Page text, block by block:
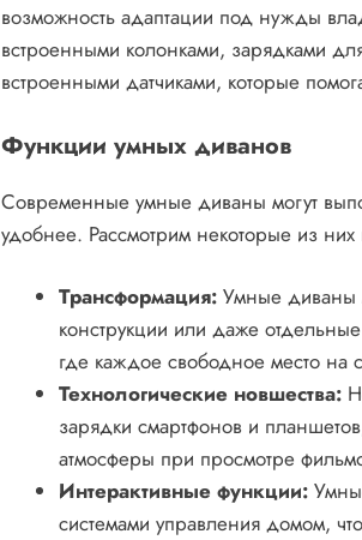
возможность адаптации под нужды
встроенными колонками, зарядками
встроенными датчиками, которые
Функции умных диванов
Современные умные диваны могут
удобнее. Рассмотрим некоторые из
Трансформация: Умные диваны
конструкции или даже
где каждое свободное место на
Технологические новшества:
зарядки смартфонов и
атмосферы при просмотре
Интерактивные функции:
системами управления домом,